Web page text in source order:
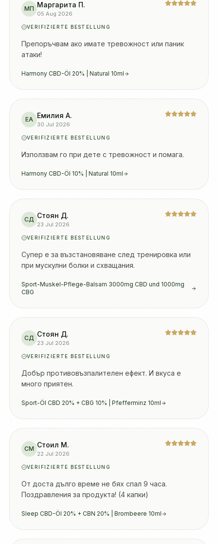
МП Маргарита П.
05 Aug 2026
VERIFIZIERTE BESTELLUNG
Препоръчвам ако имате тревожност или паник
атаки!
Harmony CBD-Öl 20% | Natural 10ml
ЕА Емилия А.
30 Jul 2026
VERIFIZIERTE BESTELLUNG
Използвам го при дете с тревожност и помага.
Harmony CBD-Öl 10% | Natural 10ml
СД Стоян Д.
23 Jul 2026
VERIFIZIERTE BESTELLUNG
Супер е за възстановяване след тренировка или
при мускулни болки и схващания.
Sport-Muskel-Pflege-Balsam 3000mg CBD und 1000mg
CBG
СД Стоян Д.
23 Jul 2026
VERIFIZIERTE BESTELLUNG
Добър противовъзпалителен ефект. И вкуса е
много приятен.
Sport-Öl CBD 20% + CBG 10% | Pfefferminz 10ml
СМ Стоил М.
22 Jul 2026
VERIFIZIERTE BESTELLUNG
От доста дълго време не бях спал 9 часа.
Поздравления за продукта! (4 капки)
Sleep CBD-Öl 20% + CBN 20% | Brombeere 10ml